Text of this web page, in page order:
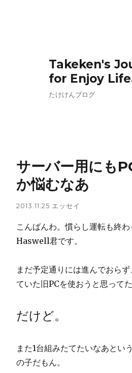
Takeken's
for Enjoy
たけけんブログ
サーバー用にも
か悩むなあ
2013.11.25 エッセイ
こんばんわ。慣らし運転も終
Haswell君です。
まだ予定通りには進んでおら
ていた旧PCを使おうと思ってた
だけど。
また1台組みたてたいなあとい
の子だもん。